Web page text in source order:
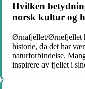
Hvilken
norsk kultur og
Ørnafjellet/Ørnefjellet
historie, da det har
naturforbindelse.
inspirere av fjellet i